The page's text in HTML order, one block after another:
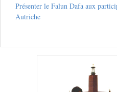
Présenter le Falun Dafa aux
Autriche